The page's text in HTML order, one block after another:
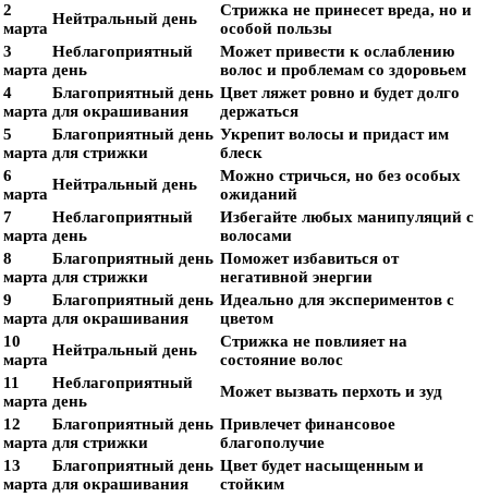
2
марта
Нейтральный день
Стрижка не принесет вреда, но и
особой пользы
3
марта
Неблагоприятный
день
Может привести к ослаблению
волос и проблемам со здоровьем
4
марта
Благоприятный день
для окрашивания
Цвет ляжет ровно и будет долго
держаться
5
марта
Благоприятный день
для стрижки
Укрепит волосы и придаст им
блеск
6
марта
Нейтральный день
Можно стричься, но без особых
ожиданий
7
марта
Неблагоприятный
день
Избегайте любых манипуляций с
волосами
8
марта
Благоприятный день
для стрижки
Поможет избавиться от
негативной энергии
9
марта
Благоприятный день
для окрашивания
Идеально для экспериментов с
цветом
10
марта
Нейтральный день
Стрижка не повлияет на
состояние волос
11
марта
Неблагоприятный
день
Может вызвать перхоть и зуд
12
марта
Благоприятный день
для стрижки
Привлечет финансовое
благополучие
13
марта
Благоприятный день
для окрашивания
Цвет будет насыщенным и
стойким